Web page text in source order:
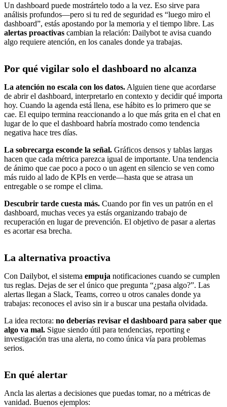
Un dashboard puede mostrártelo todo a la vez. Eso sirve para
análisis profundos—pero si tu red de seguridad es “luego miro el
dashboard”, estás apostando por la memoria y el tiempo libre. Las
alertas proactivas cambian la relación: Dailybot te avisa cuando
algo requiere atención, en los canales donde ya trabajas.
Por qué vigilar solo el dashboard no alcanza
La atención no escala con los datos.Alguien tiene que acordarse
de abrir el dashboard, interpretarlo en contexto y decidir qué importa
hoy. Cuando la agenda está llena, ese hábito es lo primero que se
cae. El equipo termina reaccionando a lo que más grita en el chat en
lugar de lo que el dashboard habría mostrado como tendencia
negativa hace tres días.
La sobrecarga esconde la señal. Gráficos densos y tablas largas
hacen que cada métrica parezca igual de importante. Una tendencia
de ánimo que cae poco a poco o un agent en silencio se ven como
más ruido al lado de KPIs en verde—hasta que se atrasa un
entregable o se rompe el clima.
Descubrir tarde cuesta más. Cuando por fin ves un patrón en el
dashboard, muchas veces ya estás organizando trabajo de
recuperación en lugar de prevención. El objetivo de pasar a alertas
es acortar esa brecha.
La alternativa proactiva
Con Dailybot, el sistema empuja notificaciones cuando se cumplen
tus reglas. Dejas de ser el único que pregunta “¿pasa algo?”. Las
alertas llegan a Slack, Teams, correo u otros canales donde ya
trabajas: reconoces el aviso sin ir a buscar una pestaña olvidada.
La idea rectora: no deberías revisar el dashboard para saber que
algo va mal. Sigue siendo útil para tendencias, reporting e
investigación tras una alerta, no como única vía para problemas
serios.
En qué alertar
Ancla las alertas a decisiones que puedas tomar, no a métricas de
vanidad. Buenos ejemplos: